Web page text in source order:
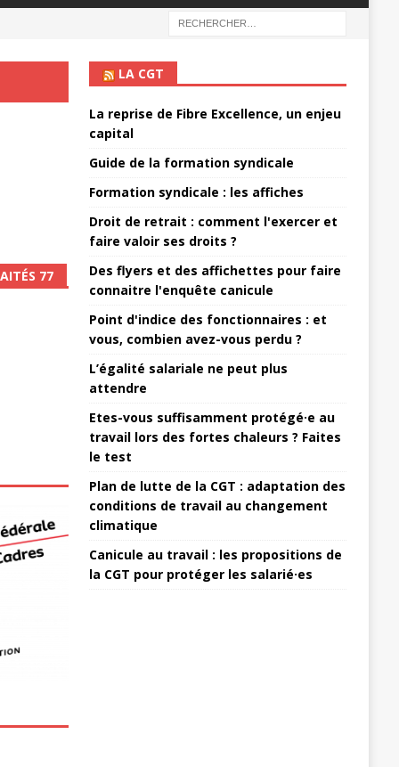
77
LA CGT
La reprise de Fibre Excellence, un enjeu
capital
Guide de la formation syndicale
Formation syndicale : les affiches
Droit de retrait : comment l'exercer et
faire valoir ses droits ?
Des flyers et des affichettes pour faire
connaitre l'enquête canicule
Point d'indice des fonctionnaires : et
vous, combien avez-vous perdu ?
L’égalité salariale ne peut plus
attendre
Etes-vous suffisamment protégé·e au
travail lors des fortes chaleurs ? Faites
le test
Plan de lutte de la CGT : adaptation des
conditions de travail au changement
climatique
Canicule au travail : les propositions de
la CGT pour protéger les salarié·es